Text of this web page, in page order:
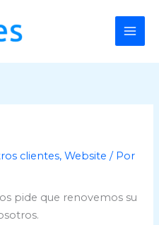
clientes,Website / Por
pide que renovemos su